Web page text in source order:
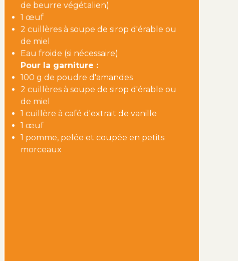
de beurre végétalien)
1 œuf
2 cuillères à soupe de sirop d'érable ou
de miel
Eau froide (si nécessaire)
Pour la garniture :
100 g de poudre d'amandes
2 cuillères à soupe de sirop d'érable ou
de miel
1 cuillère à café d'extrait de vanille
1 œuf
1 pomme, pelée et coupée en petits
morceaux